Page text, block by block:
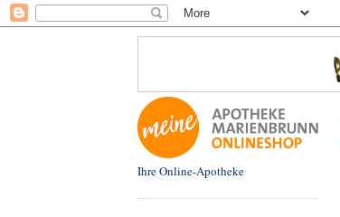
Ihre Online-Apotheke